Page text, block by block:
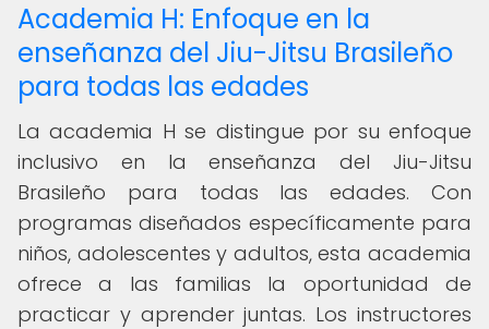
Academia H: Enfoque en la
enseñanza del Jiu-Jitsu Brasileño
para todas las edades
La academia H se distingue por su enfoque
inclusivo en la enseñanza del Jiu-Jitsu
Brasileño para todas las edades. Con
programas diseñados específicamente para
niños, adolescentes y adultos, esta academia
ofrece a las familias la oportunidad de
practicar y aprender juntas. Los instructores